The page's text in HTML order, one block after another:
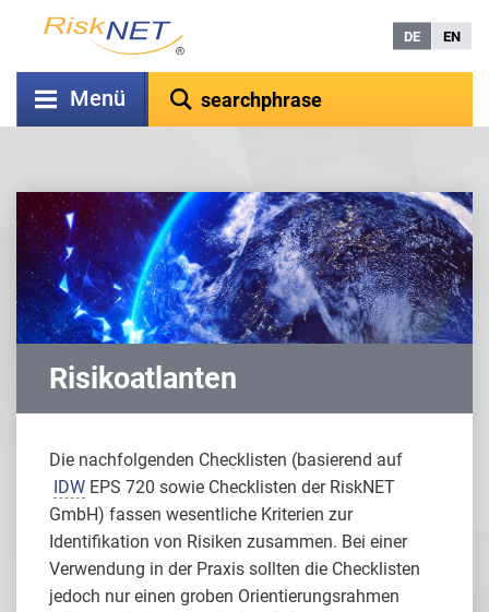
DE EN
Menü
Risikoatlanten
Die nachfolgenden Checklisten (basierend auf
IDW EPS 720 sowie Checklisten der RiskNET
GmbH) fassen wesentliche Kriterien zur
Identifikation von Risiken zusammen. Bei einer
Verwendung in der Praxis sollten die Checklisten
jedoch nur einen groben Orientierungsrahmen